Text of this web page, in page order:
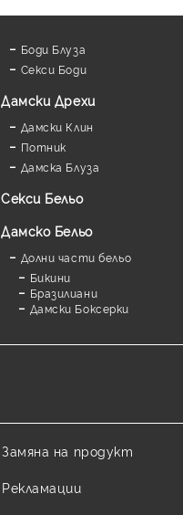
Боди Блуза
Секси Боди
Дамски Дрехи
Дамски Клин
Потник
Дамска Блуза
Секси Бельо
Дамско Бельо
Долни части бельо
Бикини
Бразилиани
Дамски Боксерки
Замяна на продукт
Рекламации